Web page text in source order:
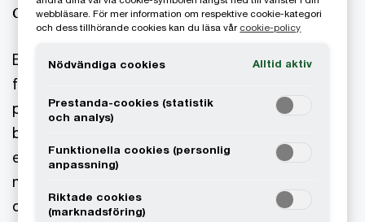
du för dina kunder?
En utmaning är att kunna genomföra relevanta
förändringar inom verksamhet, tjänsteutbud,
processer, teknik och kundområdet för att
bibehålla konkurrenskraften i den pågående
energiomställningen. Samtidigt är det en otrolig
möjlighet för aktörer att ta en ledande position
och driva innovation i ett allt mer accelererande
webbläsare. För mer information om respektive cookie-kategori
och dess tillhörande cookies kan du läsa vår cookie-policy
Nödvändiga cookies Alltid aktiv
Prestanda-cookies (statistik
och analys)
Funktionella cookies (personlig
anpassning)
Riktade cookies
(marknadsföring)